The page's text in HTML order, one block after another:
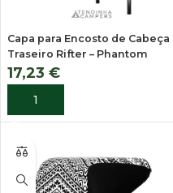
Capa para Encosto de Cabeça
Traseiro Rifter – Phantom
17,23 €
ADICIONAR